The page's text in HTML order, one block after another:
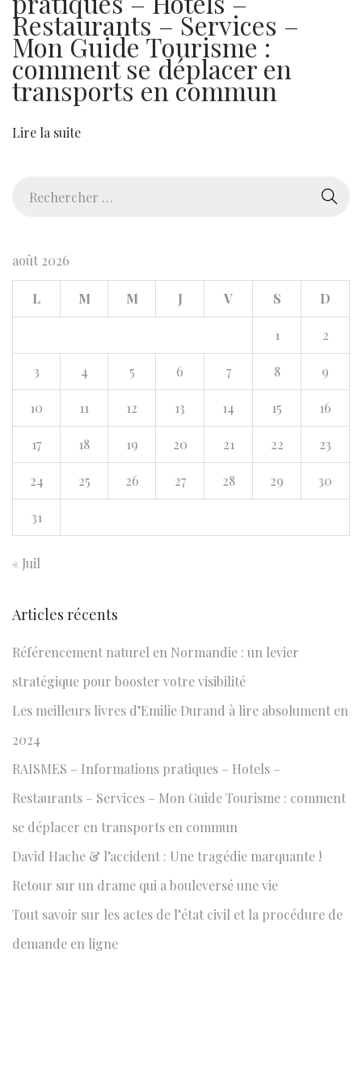
r
E
r
i
k
e
e
Restaurants – Services –
Mon Guide Tourisme :
comment se déplacer en
transports en commun
Lire la suite
h
e
c
r
u
août 2026
L M M J V S D
1 2
3 4 5 6 7 8 9
10 11 12 13 14 15 16
17 18 19 20 21 22 23
24 25 26 27 28 29 30
31
« Juil
Articles récents
Référencement naturel en Normandie : un levier
stratégique pour booster votre visibilité
Les meilleurs livres d’Emilie Durand à lire absolument en
2024
RAISMES – Informations pratiques – Hotels –
Restaurants – Services – Mon Guide Tourisme : comment
se déplacer en transports en commun
David Hache & l’accident : Une tragédie marquante !
Retour sur un drame qui a bouleversé une vie
Tout savoir sur les actes de l’état civil et la procédure de
demande en ligne